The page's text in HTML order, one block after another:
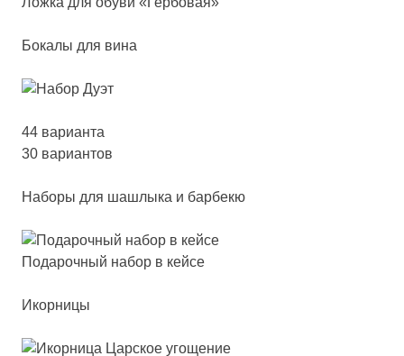
Бокалы для вина
44 варианта
30 вариантов
Наборы для шашлыка и барбекю
Пода­роч­ный на­бор в кей­се
Икорницы